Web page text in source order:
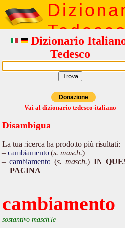
Dizionario
Tedesco
Donazione
Vai al dizionario tedesco-italiano
Disambigua
La tua ricerca ha prodotto più risultati:
cambiamento (s. masch.)
cambiamento (s. masch.) IN
PAGINA
cambiamento
sostantivo maschile